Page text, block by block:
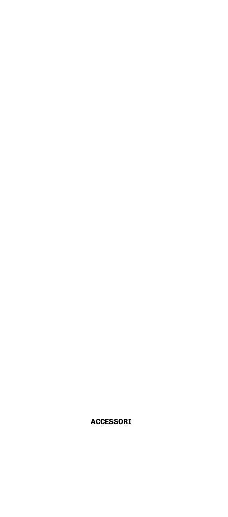
ACCESSORI